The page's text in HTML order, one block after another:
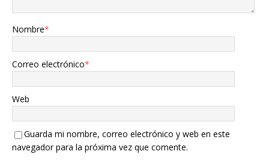
Nombre*
Correo electrónico*
Web
Guarda mi nombre, correo electrónico y web en este
navegador para la próxima vez que comente.